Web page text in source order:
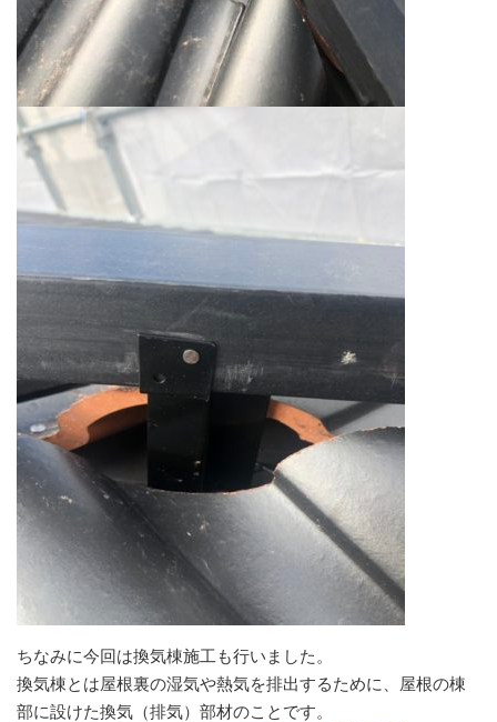
ちなみに今回は換気棟施工も行いました。
換気棟とは屋根裏の湿気や熱気を排出するために、屋根の棟
部に設けた換気（排気）部材のことです。